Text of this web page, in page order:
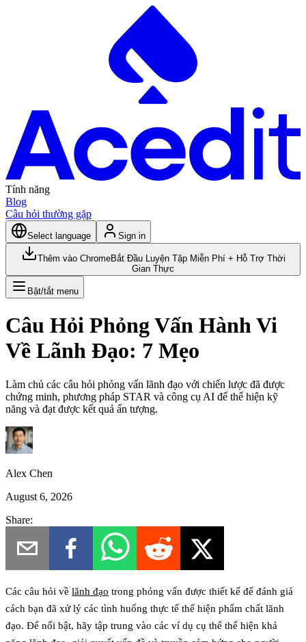
Tính năng
Blog
Câu hỏi thường gặp
Select language Sign in
Thêm vào ChromeBắt Đầu Luyện Tập Miễn Phí + Hỗ Trợ Thời
Gian Thực
Bật/tắt menu
Câu Hỏi Phỏng Vấn Hành Vi
Về Lãnh Đạo: 7 Mẹo
Làm chủ các câu hỏi phỏng vấn lãnh đạo với chiến lược đã được
chứng minh, phương pháp STAR và công cụ AI để thể hiện kỹ
năng và đạt được kết quả ấn tượng.
Alex Chen
August 6, 2026
Share:
Các câu hỏi về lãnh đạo trong phỏng vấn được thiết kế để đánh giá
cách bạn đã xử lý các tình huống thực tế thể hiện phẩm chất lãnh
đạo. Để nổi bật, hãy tập trung vào các ví dụ cụ thể thể hiện khả